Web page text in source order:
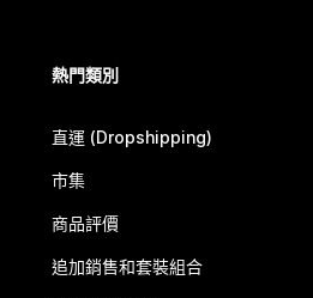
熱門類別
直運 (Dropshipping)
市集
商品評價
追加銷售和套裝組合